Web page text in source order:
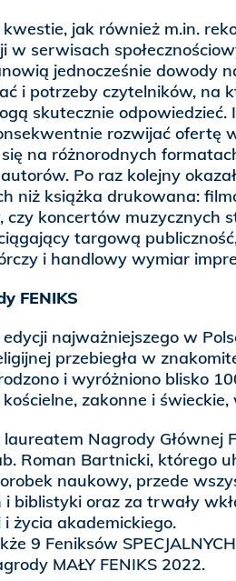
jak również m.in.
w serwisach
jednocześnie dowody
i potrzeby czytelników, na
skutecznie odpowiedzieć.
rozwijać ofertę
na różnorodnych
Po raz kolejny
niż książka drukowana:
czy koncertów muzycznych
targową
i handlowy wymiar
FENIKS
edycji najważniejszego w
przebiegła w
i wyróżniono blisko
zakonne i
Nagrody Głównej
Roman Bartnicki, którego
naukowy, przede
biblistyki oraz za trwały
życia akademickiego.
9 Feniksów
MAŁY FENIKS 2022.